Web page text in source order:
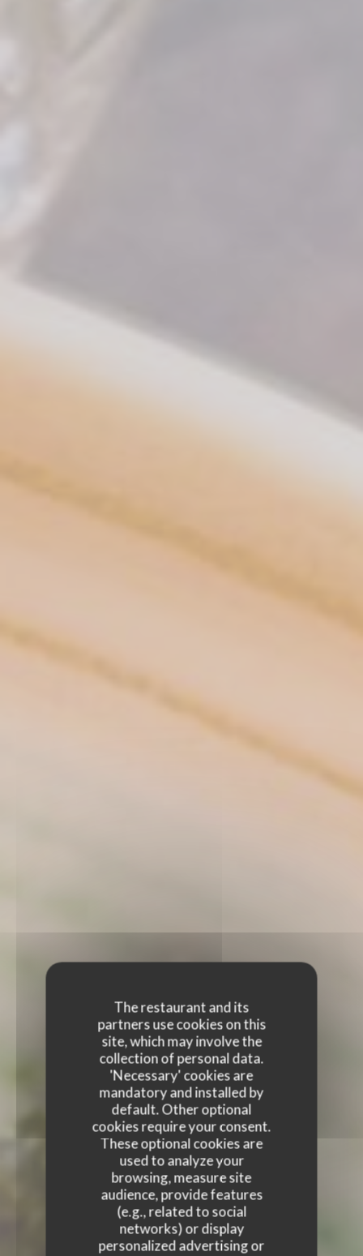
The restaurant and its
partners use cookies on this
site, which may involve the
collection of personal data.
'Necessary' cookies are
mandatory and installed by
default. Other optional
cookies require your consent.
These optional cookies are
used to analyze your
browsing, measure site
audience, provide features
(e.g., related to social
networks) or display
personalized advertising or